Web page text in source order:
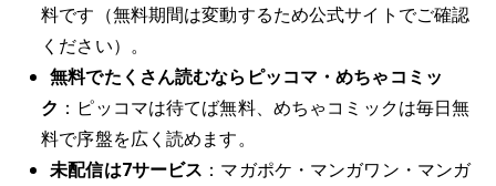
料です（無料期間は変動するため公式サイトでご確認
ください）。
無料でたくさん読むならピッコマ・めちゃコミッ
ク ：ピッコマは待てば無料、めちゃコミックは毎日無
料で序盤を広く読めます。
未配信は7サービス ：マガポケ・マンガワン・マンガ